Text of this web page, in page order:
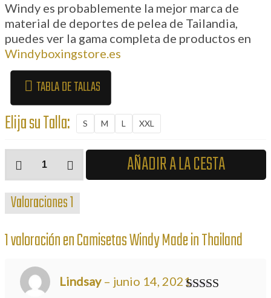
Windy es probablemente la mejor marca de
material de deportes de pelea de Tailandia,
puedes ver la gama completa de productos en
Windyboxingstore.es
TABLA DE TALLAS
Elija su Talla: S M L XXL
Windy
in
Thailand
cantidad
AÑADIR A LA CESTA
Valoraciones1
1 valoración enCamisetas Windy Made in Thailand
Lindsay – junio 14, 2021